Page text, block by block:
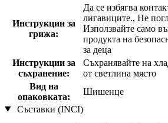
Инструкции за
грижа:
Да се ​​избягва
лигавиците., Не
Използвайте само
продукта на
за деца
Инструкции за
съхранение:
Съхранявайте на
от светлина място
Вид на
опаковката:
Шишенце
Съставки (INCI)